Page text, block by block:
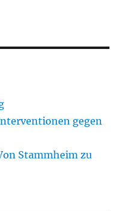
gegen
Stammheim zu